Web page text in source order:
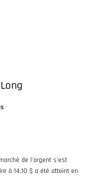
de l'argent s'est
à 14,10 $ a été atteint en